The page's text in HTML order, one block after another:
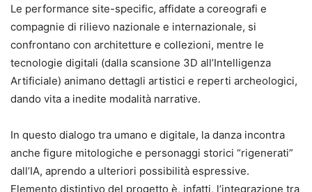
Le performance site-specific, affidate a coreografi e
compagnie di rilievo nazionale e internazionale, si
confrontano con architetture e collezioni, mentre le
tecnologie digitali (dalla scansione 3D all’Intelligenza
Artificiale) animano dettagli artistici e reperti archeologici,
dando vita a inedite modalità narrative.
In questo dialogo tra umano e digitale, la danza incontra
anche figure mitologiche e personaggi storici “rigenerati”
dall’IA, aprendo a ulteriori possibilità espressive.
Elemento distintivo del progetto è, infatti, l’integrazione tra